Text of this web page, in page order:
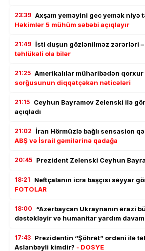
23:39 Axşam yeməyini gec yemək niyə
Həkimlər 5 mühüm səbəbi açıqlayır
21:49 İsti duşun gözlənilməz zərərləri –
təhlükəli ola bilər
21:25 Amerikalılar müharibədən qorxur
sorğusunun diqqətçəkən nəticələri
21:15 Ceyhun Bayramov Zelenski ilə
açıqladı
21:02 İran Hörmüzlə bağlı sensasion
ABŞ və İsrail gəmilərinə qadağa
20:45 Prezident Zelenski Ceyhun
18:21 Neftçalanın icra başçısı səyyar
FOTOLAR
18:00
“Azərbaycan Ukraynanın ərazi
dəstəkləyir və humanitar yardım
17:43 Prezidentin “Şöhrət” ordeni ilə
Aslanbəyli kimdir? - DOSYE